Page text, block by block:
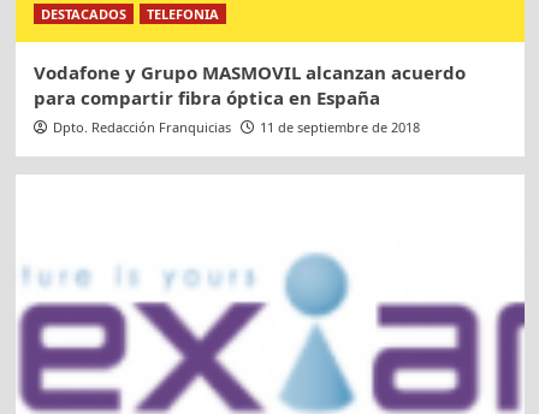
DESTACADOS TELEFONIA
Vodafone y Grupo MASMOVIL alcanzan acuerdo
para compartir fibra óptica en España
Dpto. Redacción Franquicias 11 de septiembre de 2018